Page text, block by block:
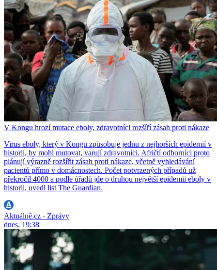
V Kongu hrozí mutace eboly, zdravotníci rozšíří zásah proti nákaze
Virus eboly, který v Kongu způsobuje jednu z nejhorších epidemií v
historii, by mohl mutovat, varují zdravotníci. Afričtí odborníci proto
plánují výrazně rozšířit zásah proti nákaze, včetně vyhledávání
pacientů přímo v domácnostech. Počet potvrzených případů už
překročil 4000 a podle úřadů jde o druhou největší epidemii eboly v
historii, uvedl list The Guardian.
Aktuálně.cz - Zprávy
dnes, 19:38